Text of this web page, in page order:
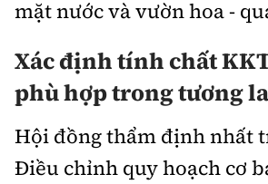
mặt nước và vườn hoa -
Xác định tính chất
phù hợp trong tương
Hội đồng thẩm định nhất
Điều chỉnh quy hoạch cơ